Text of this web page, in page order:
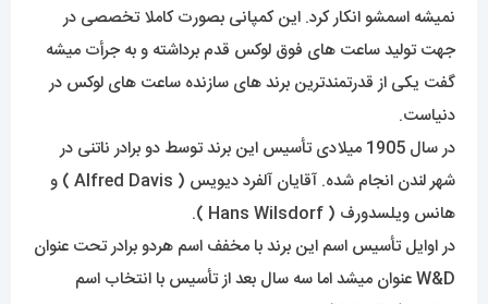
نمیشه اسمشو انکار کرد. این کمپانی بصورت کاملا تخصصی در
جهت تولید ساعت های فوق لوکس قدم برداشته و به جرأت میشه
گفت یکی از قدرتمندترین برند های سازنده ساعت های لوکس در
دنیاست.
در سال 1905 میلادی تأسیس این برند توسط دو برادر ناتنی در
شهر لندن انجام شده. آقایان آلفرد دیویس ( Alfred Davis ) و
هانس ویلسدورف ( Hans Wilsdorf ).
در اوایل تأسیس اسم این برند با مخفف اسم هردو برادر تحت عنوان
W&D عنوان میشد اما سه سال بعد از تأسیس با انتخاب اسم